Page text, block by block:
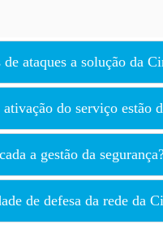
ataques a solução da
ativação do serviço estão
a gestão da
de defesa da rede da